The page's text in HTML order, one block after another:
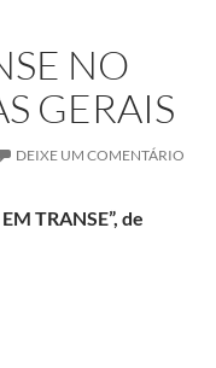
NO
GERAIS
DEIXE UM COMENTÁRIO
TRANSE”, de